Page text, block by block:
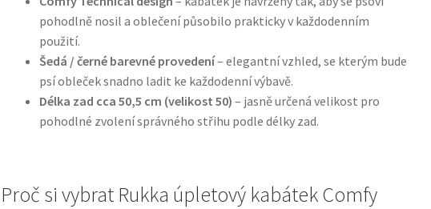
pohodlně nosil a oblečení působilo prakticky v každodenním
použití.
Šedá / černé barevné provedení– elegantní vzhled, se kterým bude
psí obleček snadno ladit ke každodenní výbavě.
Délka zad cca 50,5 cm (velikost 50) – jasně určená velikost pro
pohodlné zvolení správného střihu podle délky zad.
Proč si vybrat Rukka úpletový kabátek Comfy